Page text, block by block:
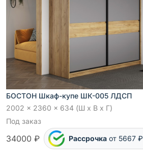
БОСТОН Шкаф-купе ШК-005 ЛДСП
2002 x 2360 x 634 (Ш x В x Г)
Под заказ
34000 ₽ Рассрочка от 5667 ₽